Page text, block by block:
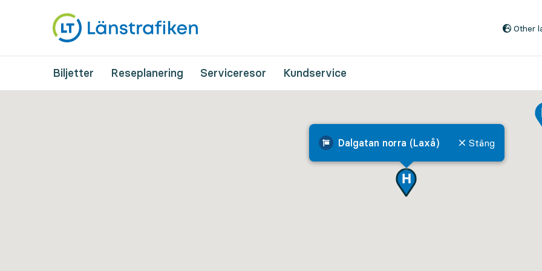
Other
Biljetter Reseplanering Serviceresor Kundservice
Dalgatan norra (Laxå) Stäng